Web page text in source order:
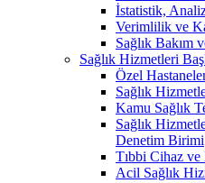
İstatistik,
Verimlilik ve
Sağlık Bakım
Sağlık Hizmetleri
Özel
Sağlık
Kamu Sağlık
Sağlık
Denetim Birimi
Tıbbi Cihaz ve
Acil Sağlık